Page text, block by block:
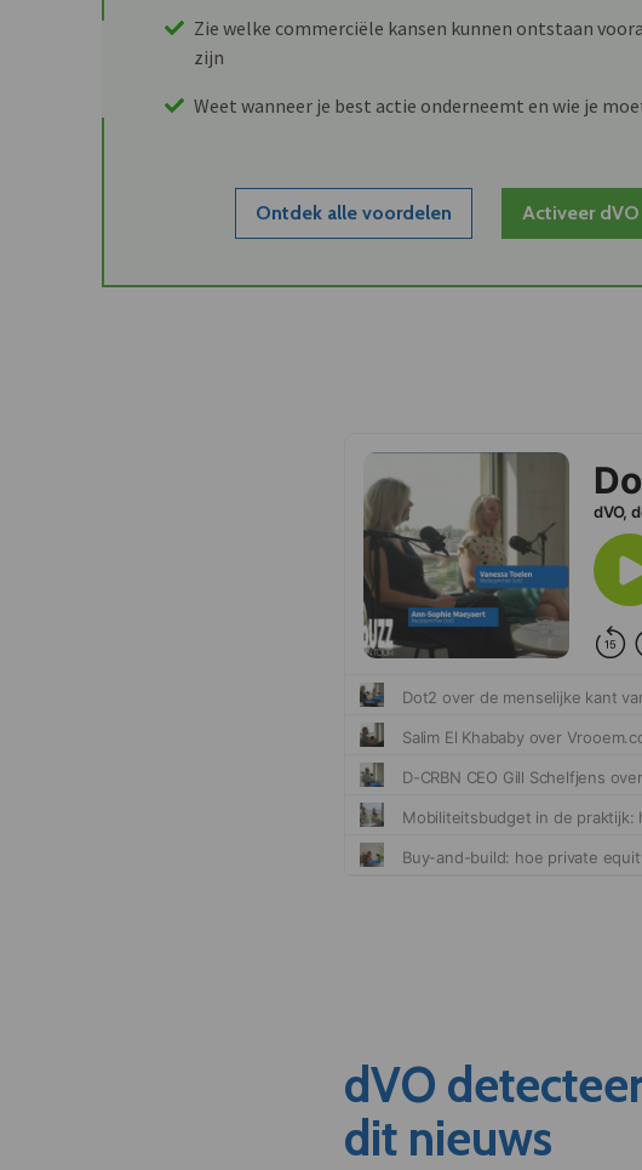
Zie welke commerciële kansen kunnen ontstaan
zijn
Weet wanneer je best actie onderneemt en wie je
Ontdek alle voordelen Activeer
dVO
dit nieuws